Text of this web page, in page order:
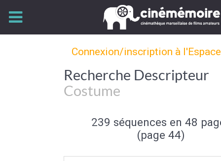
Connexion/inscription à
Recherche Descripteur
Costume
239 séquences en 48
(page 44)